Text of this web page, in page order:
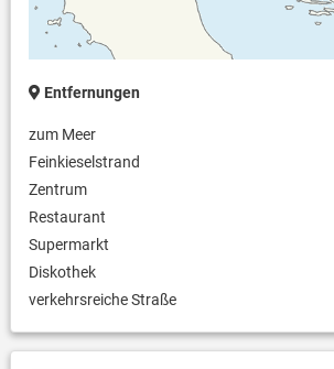
Entfernungen
zum Meer
Feinkieselstrand
Zentrum
Restaurant
Supermarkt
Diskothek
verkehrsreiche Straße